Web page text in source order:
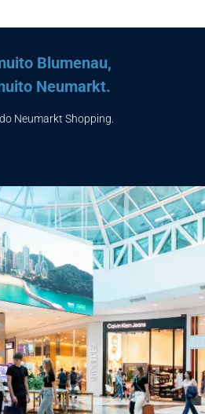
Blumenau,
Neumarkt.
Neumarkt Shopping.